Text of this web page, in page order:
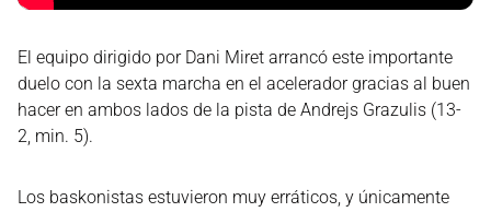
El equipo dirigido por Dani Miret arrancó este importante
duelo con la sexta marcha en el acelerador gracias al buen
hacer en ambos lados de la pista de Andrejs Grazulis (13-
2, min. 5).
Los baskonistas estuvieron muy erráticos, y únicamente